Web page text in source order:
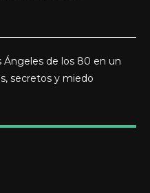
Ángeles de los 80 en un
secretos y miedo